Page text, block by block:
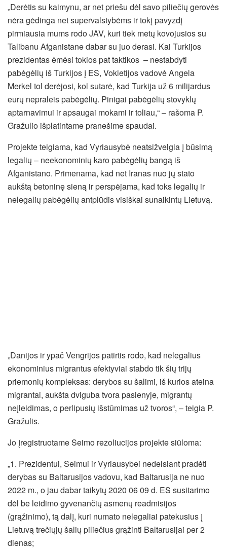
„Derėtis su kaimynu, ar net priešu dėl savo piliečių gerovės
nėra gėdinga net supervalstybėms ir tokį pavyzdį
pirmiausia mums rodo JAV, kuri tiek metų kovojusios su
Talibanu Afganistane dabar su juo derasi. Kai Turkijos
prezidentas ėmėsi tokios pat taktikos – nestabdyti
pabėgėlių iš Turkijos į ES, Vokietijos vadovė Angela
Merkel tol derėjosi, kol sutarė, kad Turkija už 6 milijardus
eurų nepraleis pabėgėlių. Pinigai pabėgėlių stovyklų
aptarnavimui ir apsaugai mokami ir toliau,“ – rašoma P.
Gražulio išplatintame pranešime spaudai.
Projekte teigiama, kad Vyriausybė neatsižvelgia į būsimą
legalių – neekonominių karo pabėgėlių bangą iš
Afganistano. Primenama, kad net Iranas nuo jų stato
aukštą betoninę sieną ir perspėjama, kad toks legalių ir
nelegalių pabėgėlių antplūdis visiškai sunaikintų Lietuvą.
„Danijos ir ypač Vengrijos patirtis rodo, kad nelegalius
ekonominius migrantus efektyviai stabdo tik šių trijų
priemonių kompleksas: derybos su šalimi, iš kurios ateina
migrantai, aukšta dviguba tvora pasienyje, migrantų
neįleidimas, o perlipusių išstūmimas už tvoros“, – teigia P.
Gražulis.
Jo įregistruotame Seimo rezoliucijos projekte siūloma:
„1. Prezidentui, Seimui ir Vyriausybei nedelsiant pradėti
derybas su Baltarusijos vadovu, kad Baltarusija ne nuo
2022 m., o jau dabar taikytų 2020 06 09 d. ES susitarimo
dėl be leidimo gyvenančių asmenų readmisijos
(grąžinimo), tą dalį, kuri numato nelegaliai patekusius į
Lietuvą trečiųjų šalių piliečius grąžinti Baltarusijai per 2
dienas;